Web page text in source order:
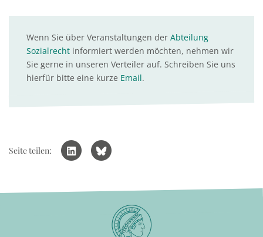
Wenn Sie über Veranstaltungen der Abteilung
Sozialrecht informiert werden möchten, nehmen wir
Sie gerne in unseren Verteiler auf. Schreiben Sie uns
hierfür bitte eine kurze Email.
Seite teilen: